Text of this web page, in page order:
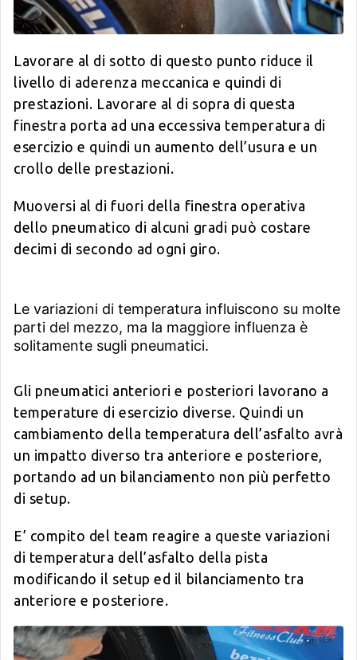
Lavorare al di sotto di questo punto riduce il
livello di aderenza meccanica e quindi di
prestazioni. Lavorare al di sopra di questa
finestra porta ad una eccessiva temperatura di
esercizio e quindi un aumento dell’usura e un
crollo delle prestazioni.
Muoversi al di fuori della finestra operativa
dello pneumatico di alcuni gradi può costare
decimi di secondo ad ogni giro.
Le variazioni di temperatura influiscono su molte
parti del mezzo, ma la maggiore influenza è
solitamente sugli pneumatici.
Gli pneumatici anteriori e posteriori lavorano a
temperature di esercizio diverse. Quindi un
cambiamento della temperatura dell’asfalto avrà
un impatto diverso tra anteriore e posteriore,
portando ad un bilanciamento non più perfetto
di setup.
E’ compito del team reagire a queste variazioni
di temperatura dell’asfalto della pista
modificando il setup ed il bilanciamento tra
anteriore e posteriore.